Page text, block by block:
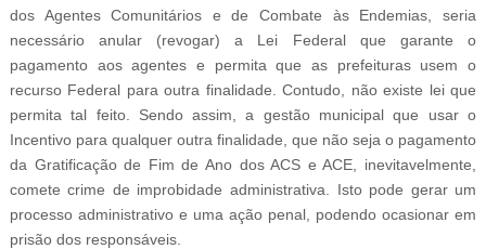
dos Agentes Comunitários e de Combate às Endemias, seria
necessário anular (revogar) a Lei Federal que garante o
pagamento aos agentes e permita que as prefeituras usem o
recurso Federal para outra finalidade. Contudo, não existe lei que
permita tal feito. Sendo assim, a gestão municipal que usar o
Incentivo para qualquer outra finalidade, que não seja o pagamento
da Gratificação de Fim de Ano dos ACS e ACE, inevitavelmente,
comete crime de improbidade administrativa. Isto pode gerar um
processo administrativo e uma ação penal, podendo ocasionar em
prisão dos responsáveis.